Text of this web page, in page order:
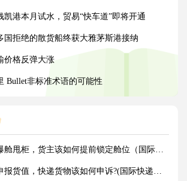
凯港本月试水，贸易“快车道”即将开通
国拒绝的散货船终获大雅茅斯港接纳
价格反弹大涨
Bullet非标准术语的可能性
，货主该如何提前锁定舱位（国际海运干货知识分享）
值，快递货物该如何申诉?(国际快递干货知识分享)